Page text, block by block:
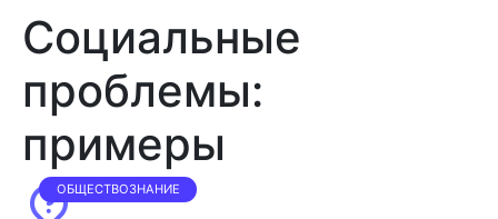
Социальные
проблемы:
примеры
ОБЩЕСТВОЗНАНИЕ